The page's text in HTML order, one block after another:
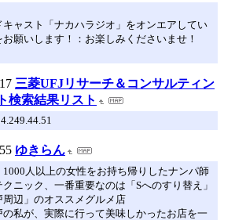
ャスト「ナカハラジオ」をオンエアしてい
願いします！：お楽しみくださいませ！
三菱UFJリサーチ＆コンサルティン
検索結果リスト
ゆきらん
人以上の女性をお持ち帰りしたナンパ師
ニック、一番重要なのは「Sへのすり替え」
辺」のオススメグルメ店
私が、実際に行って美味しかったお店を一